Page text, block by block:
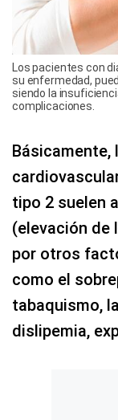
Los pacientes con
su enfermedad,
siendo la
complicaciones.
tipo 2 suelen
(elevación de
por otros
como el
tabaquismo,
dislipemia,